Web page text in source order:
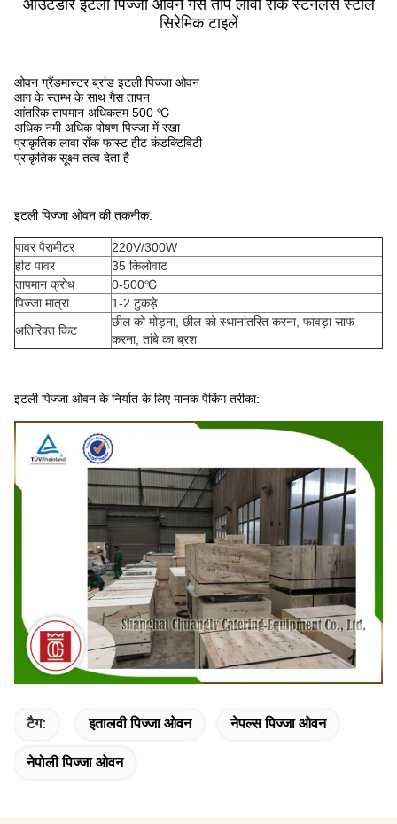
आउटडोर इटली पिज्जा ओवन गैस ताप लावा रॉक स्टेनलेस स्टील
सिरेमिक टाइलें
ओवन ग्रैंडमास्टर ब्रांड इटली पिज्जा ओवन
आग के स्तम्भ के साथ गैस तापन
आंतरिक तापमान अधिकतम 500 ℃
अधिक नमी अधिक पोषण पिज्जा में रखा
प्राकृतिक लावा रॉक फास्ट हीट कंडक्टिविटी
प्राकृतिक सूक्ष्म तत्व देता है
इटली पिज्जा ओवन की तकनीक:
पावर पैरामीटर
220V/300W
हीट पावर
35 किलोवाट
तापमान क्रोध
0-500℃
पिज्जा मात्रा
1-2 टुकड़े
अतिरिक्त किट
छील को मोड़ना, छील को स्थानांतरित करना, फावड़ा साफ
करना, तांबे का ब्रश
इटली पिज्जा ओवन के निर्यात के लिए मानक पैकिंग तरीका:
टैग: इतालवी पिज्जा ओवन नेपल्स पिज्जा ओवन
नेपोली पिज्जा ओवन